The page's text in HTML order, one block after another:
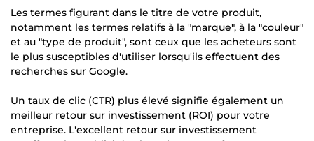
Les termes figurant dans le titre de votre produit,
notamment les termes relatifs à la "marque", à la "couleur"
et au "type de produit", sont ceux que les acheteurs sont
le plus susceptibles d'utiliser lorsqu'ils effectuent des
recherches sur Google.
Un taux de clic (CTR) plus élevé signifie également un
meilleur retour sur investissement (ROI) pour votre
entreprise. L'excellent retour sur investissement